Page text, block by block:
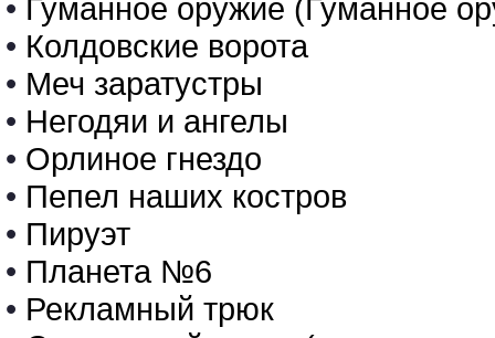
• Гуманное оружие (Гуманное
• Колдовские ворота
• Меч заратустры
• Негодяи и ангелы
• Орлиное гнездо
• Пепел наших костров
• Пируэт
• Планета №6
• Рекламный трюк